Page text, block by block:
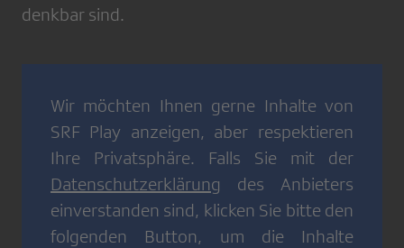
denkbar sind.
Wir möchten Ihnen gerne Inhalte von
SRF Play anzeigen, aber respektieren
Ihre Privatsphäre. Falls Sie mit der
Datenschutzerklärung des Anbieters
einverstanden sind, klicken Sie bitte den
folgenden Button, um die Inhalte